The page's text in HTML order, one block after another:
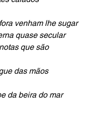
venham lhe sugar
quase secular
que são
das mãos
da beira do mar